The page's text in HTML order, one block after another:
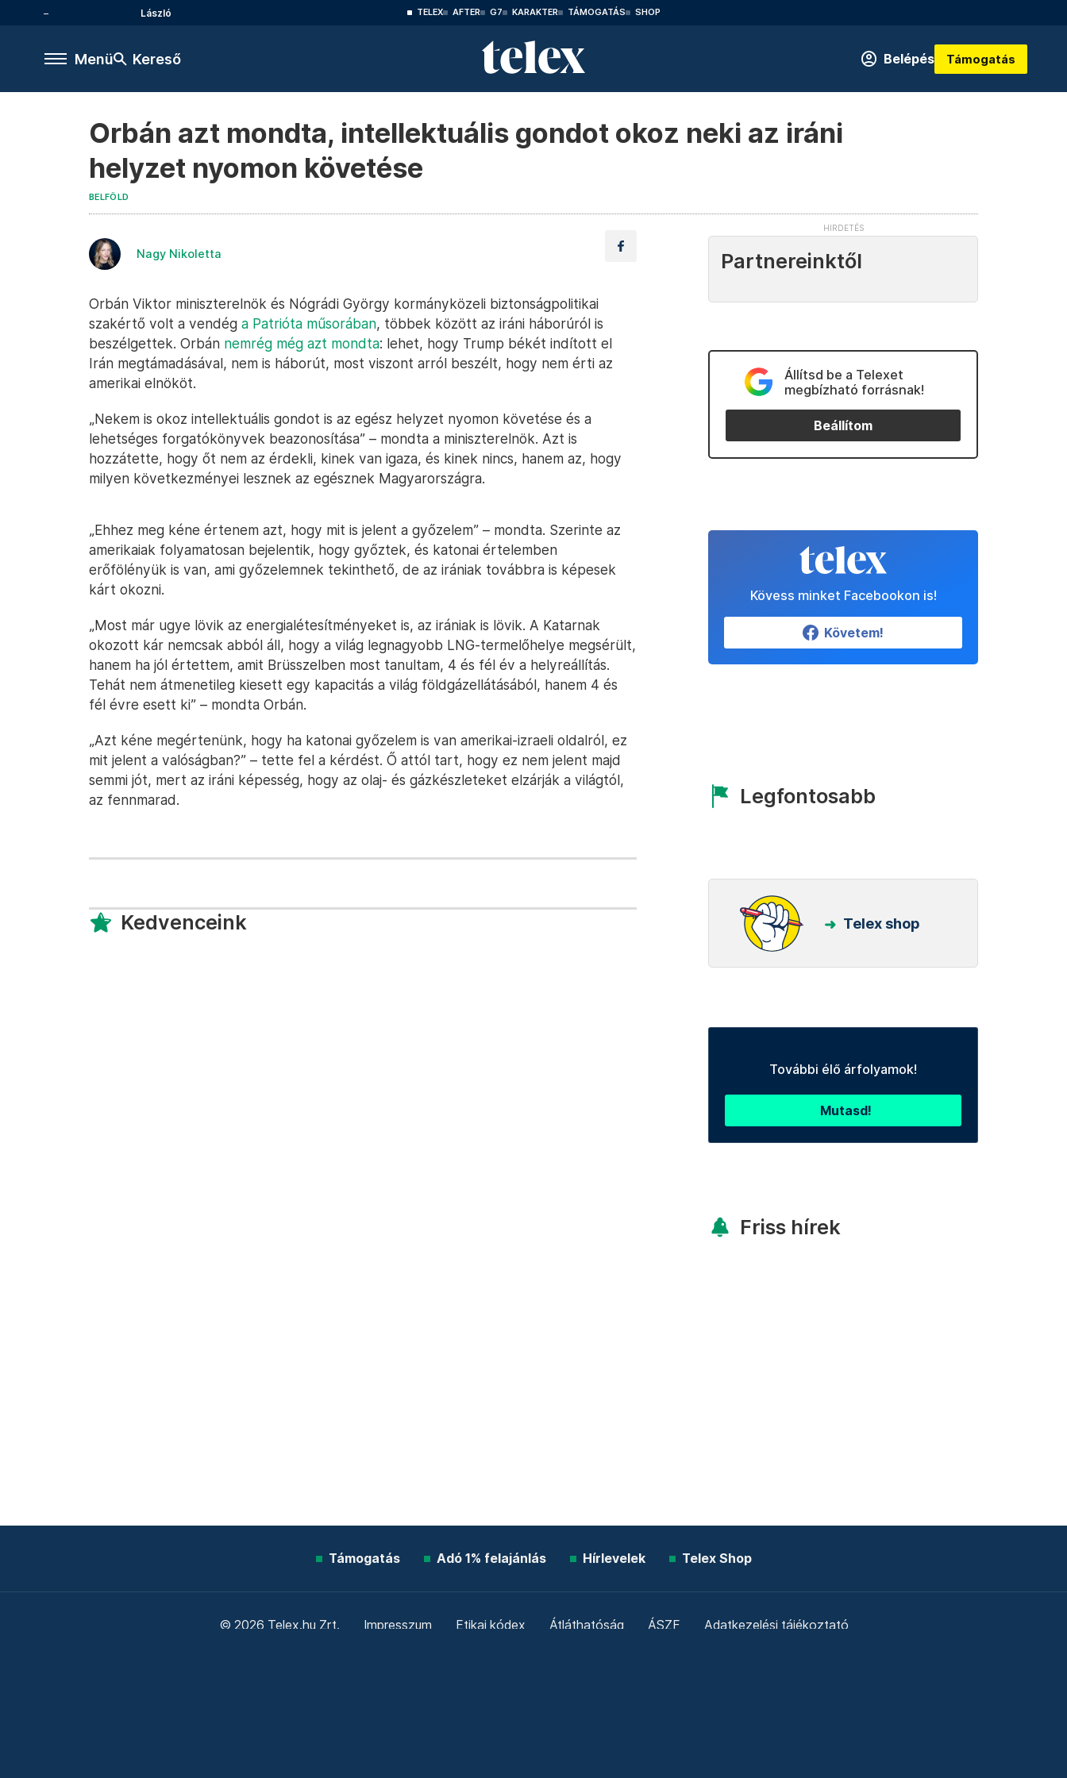
László TELEX AFTER G7 KARAKTER TÁMOGATÁS SHOP
Menü Kereső Belépés Támogatás
Orbán azt mondta, intellektuális gondot okoz neki az iráni
helyzet nyomon követése
BELFÖLD
Nagy Nikoletta
Orbán Viktor miniszterelnök és Nógrádi György kormányközeli biztonságpolitikai
szakértő volt a vendég a Patrióta műsorában, többek között az iráni háborúról is
beszélgettek. Orbán nemrég még azt mondta: lehet, hogy Trump békét indított el
Irán megtámadásával, nem is háborút, most viszont arról beszélt, hogy nem érti az
amerikai elnököt.
„Nekem is okoz intellektuális gondot is az egész helyzet nyomon követése és a
lehetséges forgatókönyvek beazonosítása” – mondta a miniszterelnök. Azt is
hozzátette, hogy őt nem az érdekli, kinek van igaza, és kinek nincs, hanem az, hogy
milyen következményei lesznek az egésznek Magyarországra.
„Ehhez meg kéne értenem azt, hogy mit is jelent a győzelem” – mondta. Szerinte az
amerikaiak folyamatosan bejelentik, hogy győztek, és katonai értelemben
erőfölényük is van, ami győzelemnek tekinthető, de az irániak továbbra is képesek
kárt okozni.
„Most már ugye lövik az energialétesítményeket is, az irániak is lövik. A Katarnak
okozott kár nemcsak abból áll, hogy a világ legnagyobb LNG-termelőhelye megsérült,
hanem ha jól értettem, amit Brüsszelben most tanultam, 4 és fél év a helyreállítás.
Tehát nem átmenetileg kiesett egy kapacitás a világ földgázellátásából, hanem 4 és
fél évre esett ki” – mondta Orbán.
„Azt kéne megértenünk, hogy ha katonai győzelem is van amerikai-izraeli oldalról, ez
mit jelent a valóságban?” – tette fel a kérdést. Ő attól tart, hogy ez nem jelent majd
semmi jót, mert az iráni képesség, hogy az olaj- és gázkészleteket elzárják a világtól,
az fennmarad.
Kedvenceink
Partnereinktől
Állítsd be a Telexet
megbízható forrásnak!
Beállítom
Kövess minket Facebookon is!
Követem!
Legfontosabb
Telex shop
További élő árfolyamok!
Mutasd!
Friss hírek
Támogatás Adó 1% felajánlás Hírlevelek Telex Shop
© 2026 Telex.hu Zrt. Impresszum Etikai kódex Átláthatóság ÁSZF Adatkezelési tájékoztató